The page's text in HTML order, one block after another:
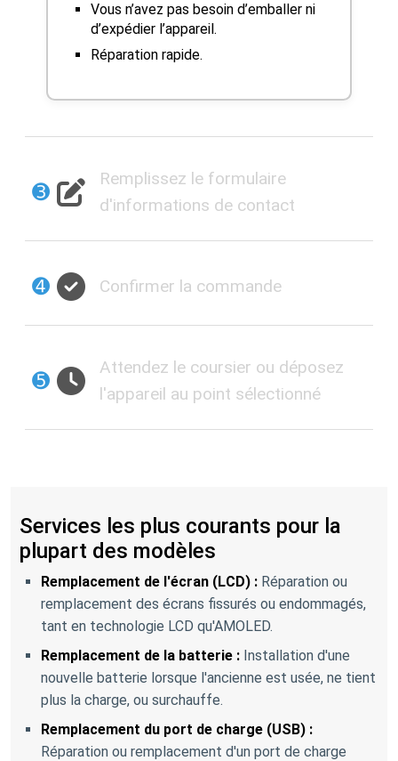
Vous n’avez pas besoin d’emballer ni
d’expédier l’appareil.
Réparation rapide.
➌
Remplissez le formulaire
d'informations de contact
➍ Confirmer la commande
➎
Attendez le coursier ou déposez
l'appareil au point sélectionné
Services les plus courants pour la
plupart des modèles
Remplacement de l'écran (LCD) : Réparation ou
remplacement des écrans fissurés ou endommagés,
tant en technologie LCD qu'AMOLED.
Remplacement de la batterie : Installation d'une
nouvelle batterie lorsque l'ancienne est usée, ne tient
plus la charge, ou surchauffe.
Remplacement du port de charge (USB) :
Réparation ou remplacement d'un port de charge